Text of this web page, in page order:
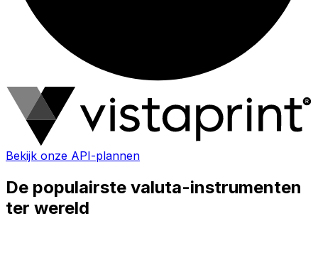
Bekijk onze API-plannen
De populairste valuta-instrumenten
ter wereld